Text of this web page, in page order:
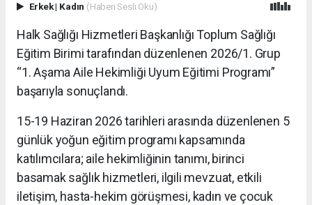
Erkek| Kadın (Haberi Sesli Oku)
Halk Sağlığı Hizmetleri Başkanlığı Toplum Sağlığı
Eğitim Birimi tarafından düzenlenen 2026/1. Grup
“1. Aşama Aile Hekimliği Uyum Eğitimi Programı”
başarıyla sonuçlandı.
15-19 Haziran 2026 tarihleri arasında düzenlenen 5
günlük yoğun eğitim programı kapsamında
katılımcılara; aile hekimliğinin tanımı, birinci
basamak sağlık hizmetleri, ilgili mevzuat, etkili
iletişim, hasta-hekim görüşmesi, kadın ve çocuk